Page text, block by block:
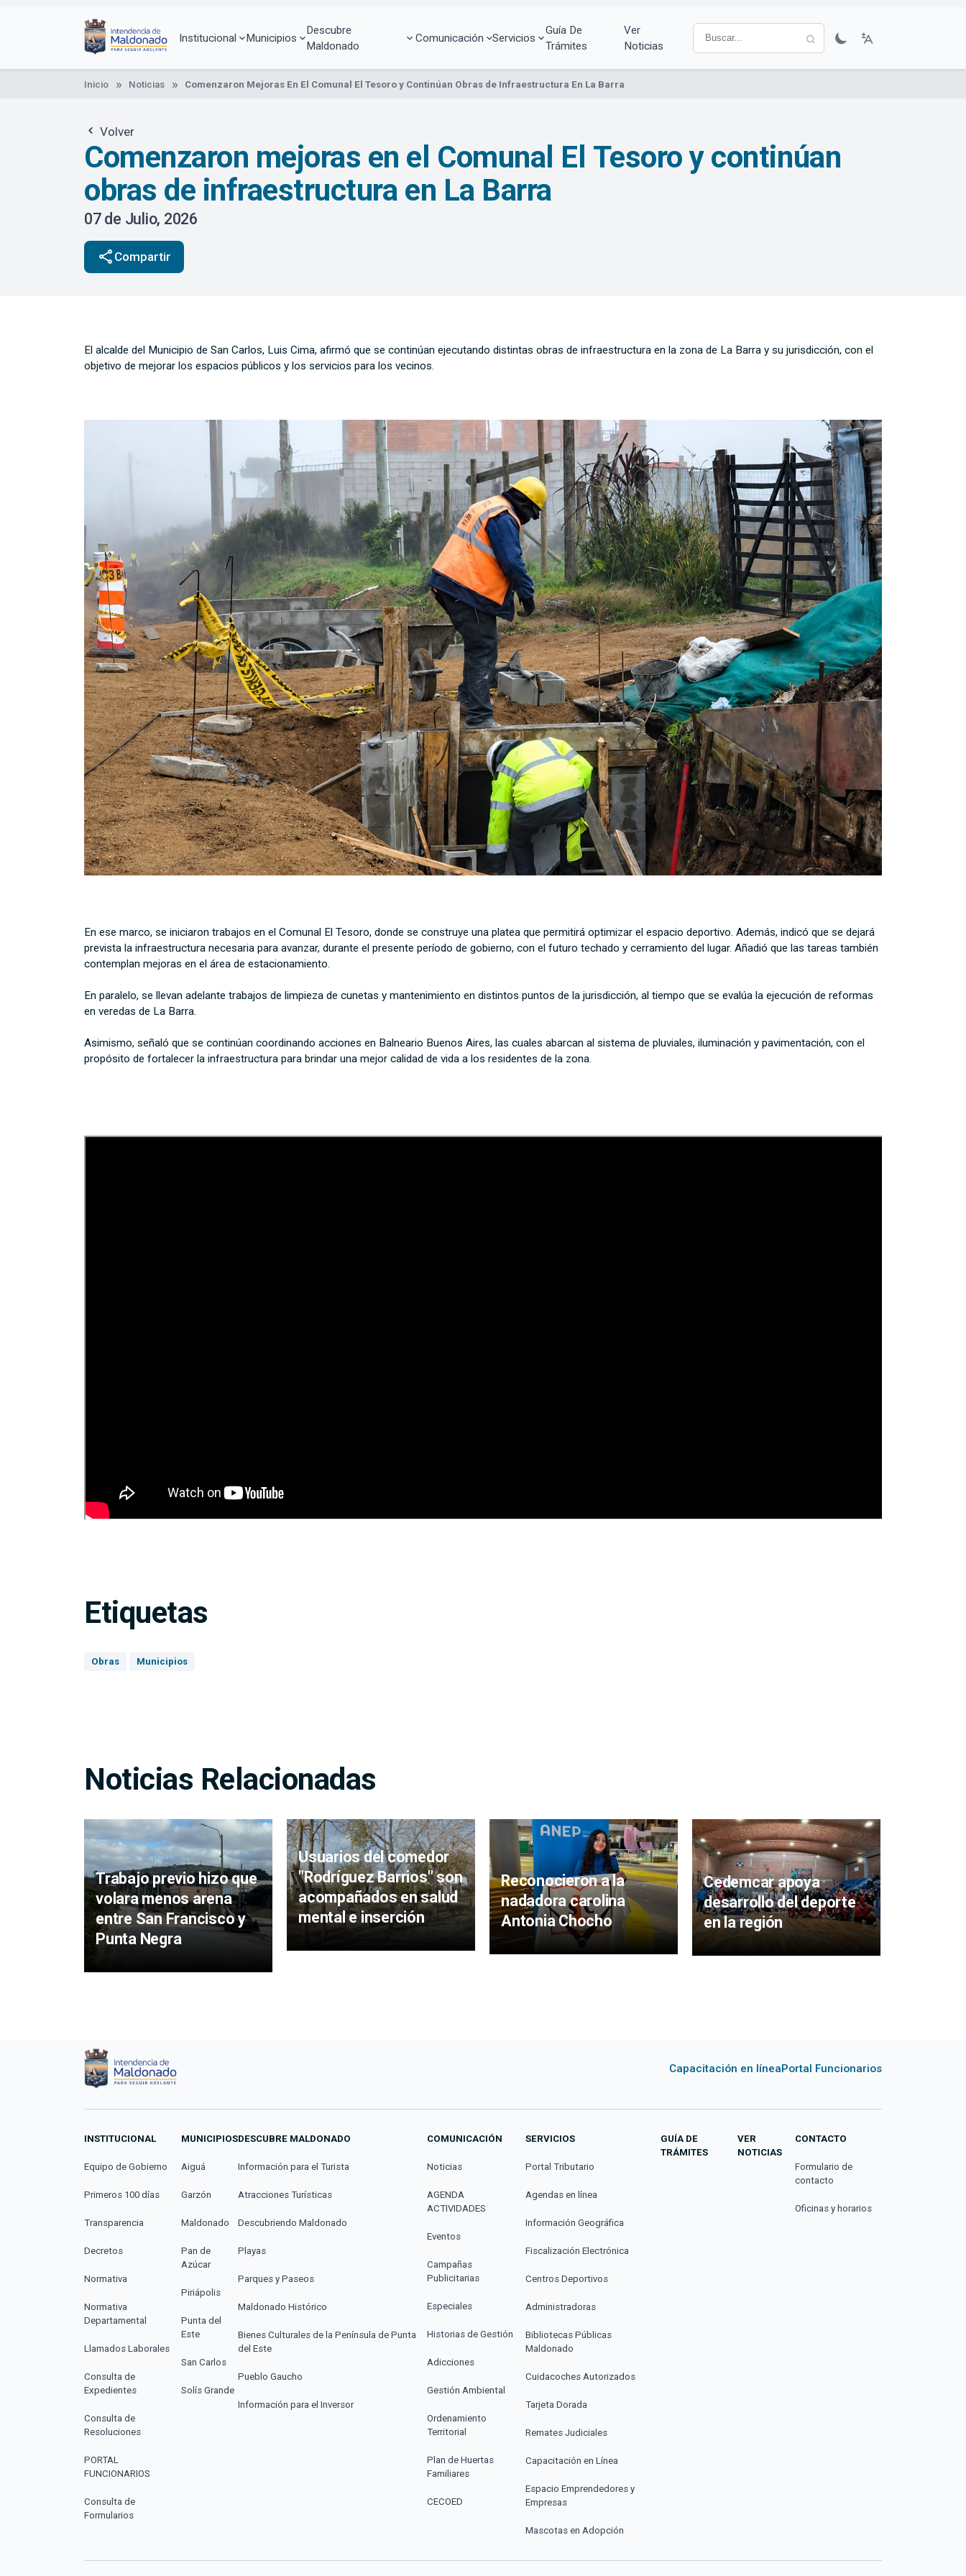
Institucional Municipios
Descubre
Maldonado
Comunicación Servicios
Guía De
Trámites
Ver
Noticias
Inicio Noticias Comenzaron Mejoras En El Comunal El Tesoro y Continúan Obras de Infraestructura En La Barra
Volver
Comenzaron mejoras en el Comunal El Tesoro y continúan
obras de infraestructura en La Barra
07 de Julio, 2026
share Compartir
El alcalde del Municipio de San Carlos, Luis Cima, afirmó que se continúan ejecutando distintas obras de infraestructura en la zona de La Barra y su jurisdicción, con el
objetivo de mejorar los espacios públicos y los servicios para los vecinos.
En ese marco, se iniciaron trabajos en el Comunal El Tesoro, donde se construye una platea que permitirá optimizar el espacio deportivo. Además, indicó que se dejará
prevista la infraestructura necesaria para avanzar, durante el presente período de gobierno, con el futuro techado y cerramiento del lugar. Añadió que las tareas también
contemplan mejoras en el área de estacionamiento.
En paralelo, se llevan adelante trabajos de limpieza de cunetas y mantenimiento en distintos puntos de la jurisdicción, al tiempo que se evalúa la ejecución de reformas
en veredas de La Barra.
Asimismo, señaló que se continúan coordinando acciones en Balneario Buenos Aires, las cuales abarcan al sistema de pluviales, iluminación y pavimentación, con el
propósito de fortalecer la infraestructura para brindar una mejor calidad de vida a los residentes de la zona.
Etiquetas
Obras Municipios
Noticias Relacionadas
Trabajo previo hizo que
volara menos arena
entre San Francisco y
Punta Negra
Usuarios del comedor
"Rodríguez Barrios" son
acompañados en salud
mental e inserción
Reconocieron a la
nadadora carolina
Antonia Chocho
Cedemcar apoya
desarrollo del deporte
en la región
Capacitación en líneaPortal Funcionarios
INSTITUCIONAL
Equipo de Gobierno
Primeros 100 días
Transparencia
Decretos
Normativa
Normativa
Departamental
Llamados Laborales
Consulta de
Expedientes
Consulta de
Resoluciones
PORTAL
FUNCIONARIOS
Consulta de
Formularios
MUNICIPIOS
Aiguá
Garzón
Maldonado
Pan de
Azúcar
Piriápolis
Punta del
Este
San Carlos
Solís Grande
DESCUBRE MALDONADO
Información para el Turista
Atracciones Turísticas
Descubriendo Maldonado
Playas
Parques y Paseos
Maldonado Histórico
Bienes Culturales de la Península de Punta
del Este
Pueblo Gaucho
Información para el Inversor
COMUNICACIÓN
Noticias
AGENDA
ACTIVIDADES
Eventos
Campañas
Publicitarias
Especiales
Historias de Gestión
Adicciones
Gestión Ambiental
Ordenamiento
Territorial
Plan de Huertas
Familiares
CECOED
SERVICIOS
Portal Tributario
Agendas en línea
Información Geográfica
Fiscalización Electrónica
Centros Deportivos
Administradoras
Bibliotecas Públicas
Maldonado
Cuidacoches Autorizados
Tarjeta Dorada
Remates Judiciales
Capacitación en Línea
Espacio Emprendedores y
Empresas
Mascotas en Adopción
GUÍA DE
TRÁMITES
VER
NOTICIAS
CONTACTO
Formulario de
contacto
Oficinas y horarios